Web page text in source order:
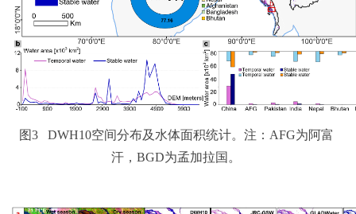
图3 DWH10空间分布及水体面积统计。注：AFG为阿富
汗，BGD为孟加拉国。